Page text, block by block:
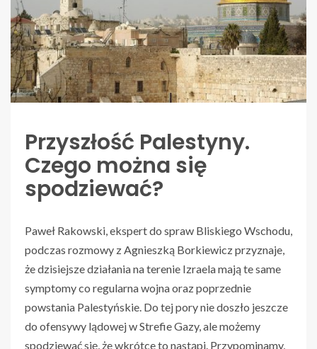
Przyszłość Palestyny.
Czego można się
spodziewać?
Paweł Rakowski, ekspert do spraw Bliskiego Wschodu,
podczas rozmowy z Agnieszką Borkiewicz przyznaje,
że dzisiejsze działania na terenie Izraela mają te same
symptomy co regularna wojna oraz poprzednie
powstania Palestyńskie. Do tej pory nie doszło jeszcze
do ofensywy lądowej w Strefie Gazy, ale możemy
spodziewać się, że wkrótce to nastąpi. Przypominamy,